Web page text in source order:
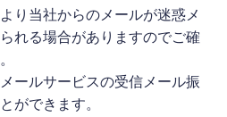
り当社からのメールが迷惑メ
れる場合がありますのでご確
ールサービスの受信メール振
ができます。